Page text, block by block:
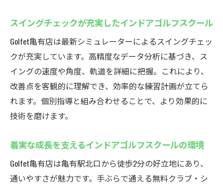
スイングチェックが充実したインドアゴルフスクール
Golfet亀有店は最新シミュレーターによるスイングチェッ
クが充実しています。高精度なデータ分析に基づき、ス
イングの速度や角度、軌道を詳細に把握。これにより、
改善点を客観的に理解でき、効率的な練習計画が立てら
れます。個別指導と組み合わせることで、より効果的に
技術を磨けます。
着実な成長を支えるインドアゴルフスクールの環境
Golfet亀有店は亀有駅北口から徒歩2分の好立地にあり、
通いやすさが魅力です。手ぶらで通える無料クラブ・シ